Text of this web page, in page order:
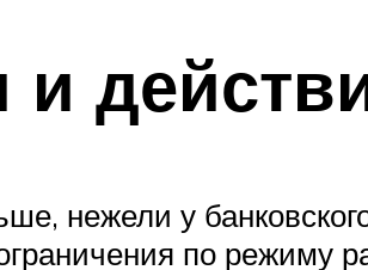
нежели у
ограничения по